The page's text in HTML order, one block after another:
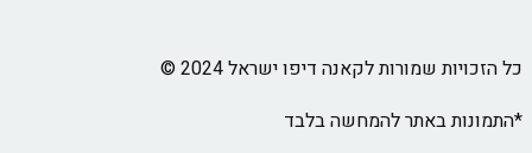
שמורות לקאנה דיפו ישראל 2024 ©
באתר להמחשה בלבד